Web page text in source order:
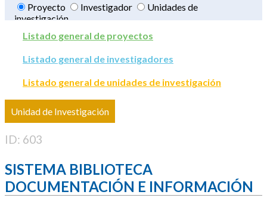
Proyecto Investigador
Unidades de
investigación
Listado general de proyectos
Listado general de investigadores
Listado general de unidades de investigación
Unidad de Investigación
ID: 603
SISTEMA BIBLIOTECA
DOCUMENTACIÓN E INFORMACIÓN